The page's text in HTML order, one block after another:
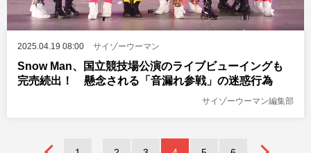
2025.04.19 08:00 サイゾーウーマン
Snow Man、国立競技場公演のライブビューイングも
完売続出！ 懸念される「音漏れ参戦」の迷惑行為
サイゾーウーマン編集部